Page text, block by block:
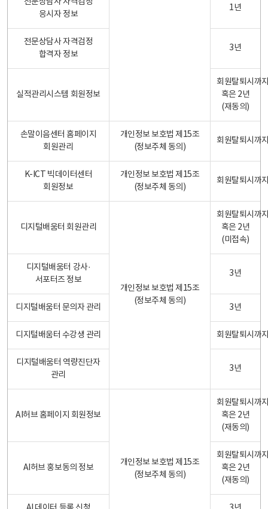
응시자 정보
1년
전문상담사 자격검정
합격자 정보
3년
실적관리시스템 회원정보
회원탈퇴시까
혹은 2년
(재동의)
손말이음센터 홈페이지
회원관리
개인정보 보호법 제15조
(정보주체 동의)
회원탈퇴시까
K-ICT 빅데이터센터
회원정보
개인정보 보호법 제15조
(정보주체 동의)
회원탈퇴시까
디지털배움터 회원관리
개인정보 보호법 제15조
(정보주체 동의)
회원탈퇴시까
혹은 2년
(미접속)
디지털배움터 강사·
서포터즈 정보
3년
디지털배움터 문의자 관리 3년
디지털배움터 수강생 관리 회원탈퇴시까
디지털배움터 역량진단자
관리
3년
AI허브 홈페이지 회원정보
개인정보 보호법 제15조
(정보주체 동의)
회원탈퇴시까
혹은 2년
(재동의)
AI허브 홍보동의 정보
회원탈퇴시까
혹은 2년
(재동의)